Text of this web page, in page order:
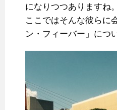
になりつつありますね。
ここではそんな彼らに
ン・フィーバー」につ